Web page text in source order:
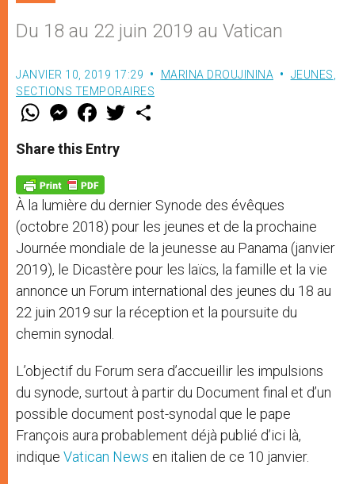
Du 18 au 22 juin 2019 au Vatican
JANVIER 10, 2019 17:29 MARINA DROUJININA JEUNES
SECTIONS TEMPORAIRES
W
t
s
p
p
M
e
s
e
g
e
r
F
a
e
b
o
k
w
Share this Entry
À la lumière du dernier Synode des évêques
(octobre 2018) pour les jeunes et de la prochaine
Journée mondiale de la jeunesse au Panama (janvier
2019), le Dicastère pour les laïcs, la famille et la vie
annonce un Forum international des jeunes du 18 au
22 juin 2019 sur la réception et la poursuite du
chemin synodal.
L’objectif du Forum sera d’accueillir les impulsions
du synode, surtout à partir du Document final et d’un
possible document post-synodal que le pape
François aura probablement déjà publié d’ici là,
indique Vatican News en italien de ce 10 janvier.